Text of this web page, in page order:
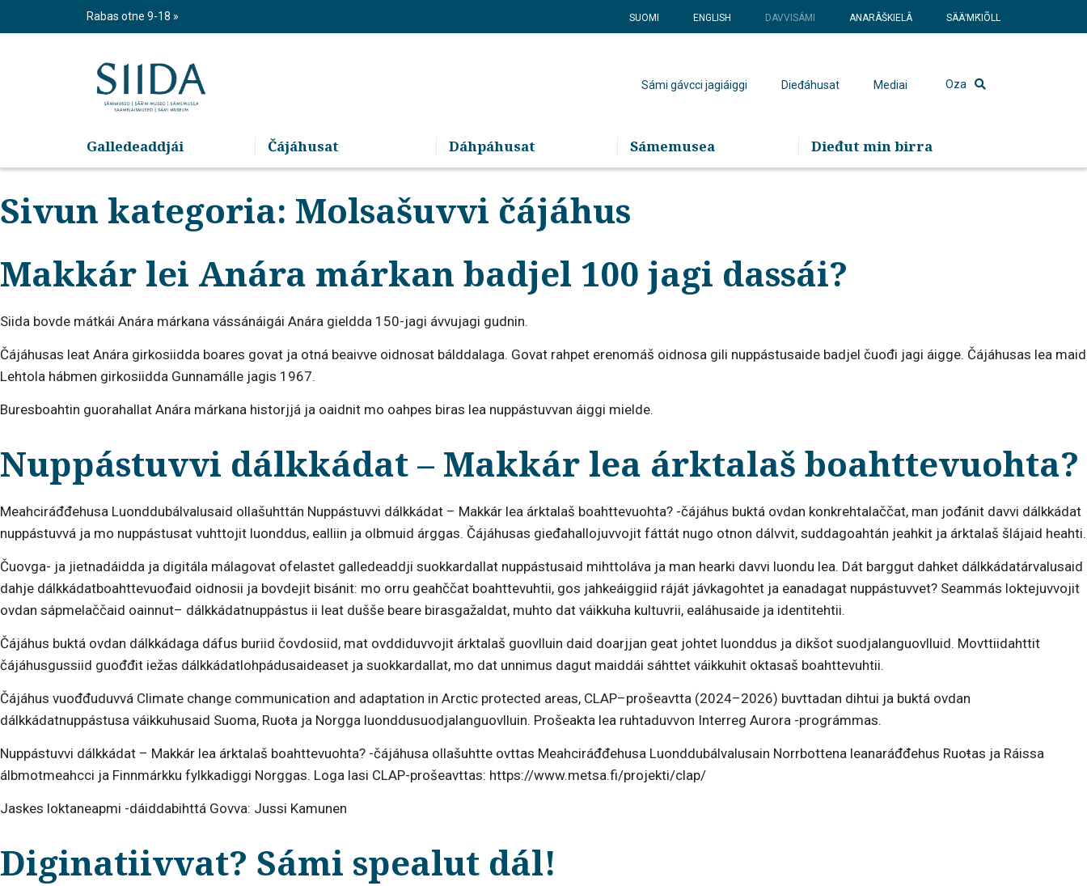
Rabas otne 9-18 SUOMI ENGLISH DAVVISÁMI ANARÂŠKIELÂ SÄÄʹMǨIÕLL
Sámi gávcci jagiáiggi Dieđáhusat Mediai Oza
Galledeaddjái Čájáhusat Dáhpáhusat Sámemusea Dieđut min birra
Sivun kategoria: Molsašuvvi čájáhus
Makkár lei Anára márkan badjel 100 jagi dassái?
Siida bovde mátkái Anára márkana vássánáigái Anára gieldda 150-jagi ávvujagi gudnin.
Čájáhusas leat Anára girkosiidda boares govat ja otná beaivve oidnosat bálddalaga. Govat rahpet erenomáš oidnosa gili nuppástusaide badjel čuođi jagi áigge. Čájáhusas lea
Lehtola hábmen girkosiidda Gunnamálle jagis 1967.
Buresboahtin guorahallat Anára márkana historjjá ja oaidnit mo oahpes biras lea nuppástuvvan áiggi mielde.
Nuppástuvvi dálkkádat – Makkár lea árktalaš boahttevuohta?
Meahciráđđehusa Luonddubálvalusaid ollašuhttán Nuppástuvvi dálkkádat – Makkár lea árktalaš boahttevuohta? -čájáhus buktá ovdan konkrehtalaččat, man jođánit davvi dálkkádat
nuppástuvvá ja mo nuppástusat vuhttojit luonddus, ealliin ja olbmuid árggas. Čájáhusas gieđahallojuvvojit fáttát nugo otnon dálvvit, suddagoahtán jeahkit ja árktalaš šlájaid heahti.
Čuovga- ja jietnadáidda ja digitála málagovat ofelastet galledeaddji suokkardallat nuppástusaid mihttoláva ja man hearki davvi luondu lea. Dát barggut dahket dálkkádatárvalusaid
dahje dálkkádatboahttevuođaid oidnosii ja bovdejit bisánit: mo orru geahččat boahttevuhtii, gos jahkeáiggiid ráját jávkagohtet ja eanadagat nuppástuvvet? Seammás loktejuvvojit
ovdan sápmelaččaid oainnut– dálkkádatnuppástus ii leat dušše beare birasgažaldat, muhto dat váikkuha kultuvrii, ealáhusaide ja identitehtii.
Čájáhus buktá ovdan dálkkádaga dáfus buriid čovdosiid, mat ovddiduvvojit árktalaš guovlluin daid doarjjan geat johtet luonddus ja dikšot suodjalanguovlluid. Movttiidahttit
čájáhusgussiid guođđit iežas dálkkádatlohpádusaideaset ja suokkardallat, mo dat unnimus dagut maiddái sáhttet váikkuhit oktasaš boahttevuhtii.
Čájáhus vuođđuduvvá Climate change communication and adaptation in Arctic protected areas, CLAP–prošeavtta (2024–2026) buvttadan dihtui ja buktá ovdan
dálkkádatnuppástusa váikkuhusaid Suoma, Ruoŧa ja Norgga luonddusuodjalanguovlluin. Prošeakta lea ruhtaduvvon Interreg Aurora -prográmmas.
Nuppástuvvi dálkkádat – Makkár lea árktalaš boahttevuohta? -čájáhusa ollašuhtte ovttas Meahciráđđehusa Luonddubálvalusain Norrbottena leanaráđđehus Ruoŧas ja Ráissa
álbmotmeahcci ja Finnmárkku fylkkadiggi Norggas. Loga lasi CLAP-prošeavttas: https://www.metsa.fi/projekti/clap/
Jaskes loktaneapmi -dáiddabihttá Govva: Jussi Kamunen
Diginatiivvat? Sámi spealut dál!